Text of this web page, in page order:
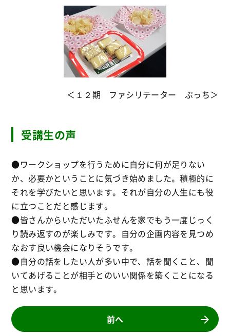
＜１２期 ファシリテーター ぶっち＞
受講生の声
●ワークショップを行うために自分に何が足りない
か、必要かということに気づき始めました。積極的に
それを学びたいと思います。それが自分の人生にも役
に立つことだと感じます。
●皆さんからいただいたふせんを家でもう一度じっく
り読み返すのが楽しみです。自分の企画内容を見つめ
なおす良い機会になりそうです。
●自分の話をしたい人が多い中で、話を聞くこと、聞
いてあげることが相手とのいい関係を築くことになる
と思います。
前へ